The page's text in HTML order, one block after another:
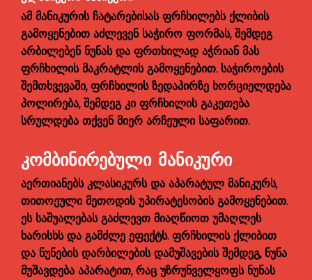
ამ მანიკურის ჩატარებისას ფრჩხილებს ქლიბის
გამოყენებით აძლევენ საჭირო ფორმას, შემდეგ
არბილებენ ნუნას და ფრთხილად აჭრიან მას
ფრჩხილის მაკრატლის გამოყენებით. საჭიროების
შემთხვევაში, ფრჩხილის ზედაპირზე ხორციელდება
პოლირება, შემდეგ კი ფრჩხილის გაკეთება
სრულდება თქვენ მიერ არჩეული საფარით.
ᲙᲝᲛᲑᲘᲜᲘᲠᲔᲑᲣᲚᲘ ᲛᲐᲜᲘᲙᲣᲠᲘ
აერთიანებს კლასიკურს და აპარატულ მანიკურს,
თითოეული მეთოდის უპირატესობის გამოყენებით.
ეს საშუალებას გაძლევთ მიაღწიოთ უმაღლეს
ხარისხს და გამძლე ეფექტს. ფრჩხილის ქლიბით
და ნუნების დარბილების დამუშავების შემდეგ, ნუნა
მუშავდება აპარატით, რაც უზრუნველყოფს ნუნას